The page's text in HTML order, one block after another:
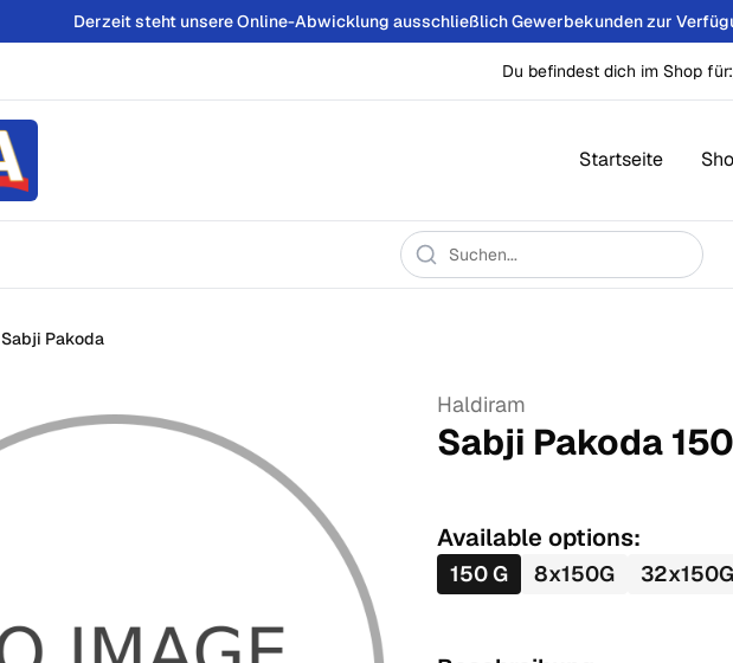
Derzeit steht unsere Online-Abwicklung ausschließlich Gewerbekunden zur
Du befindest dich im Shop für:
Startseite
Sabji Pakoda
Haldiram
Sabji Pakoda 150
Available options:
150G 8x150G 32x150G